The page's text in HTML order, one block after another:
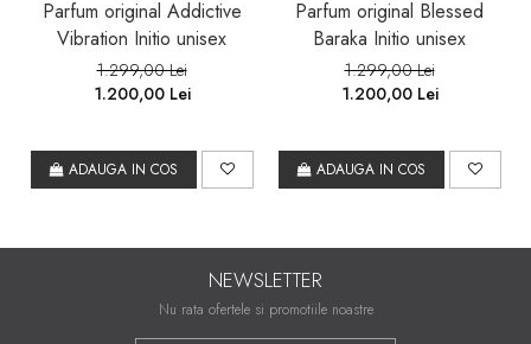
Parfum original Addictive
Vibration Initio unisex
1.299,00 Lei
1.200,00 Lei
ADAUGA IN COS
Parfum original Blessed
Baraka Initio unisex
1.299,00 Lei
1.200,00 Lei
ADAUGA IN COS
NEWSLETTER
Nu rata ofertele si promotiile noastre